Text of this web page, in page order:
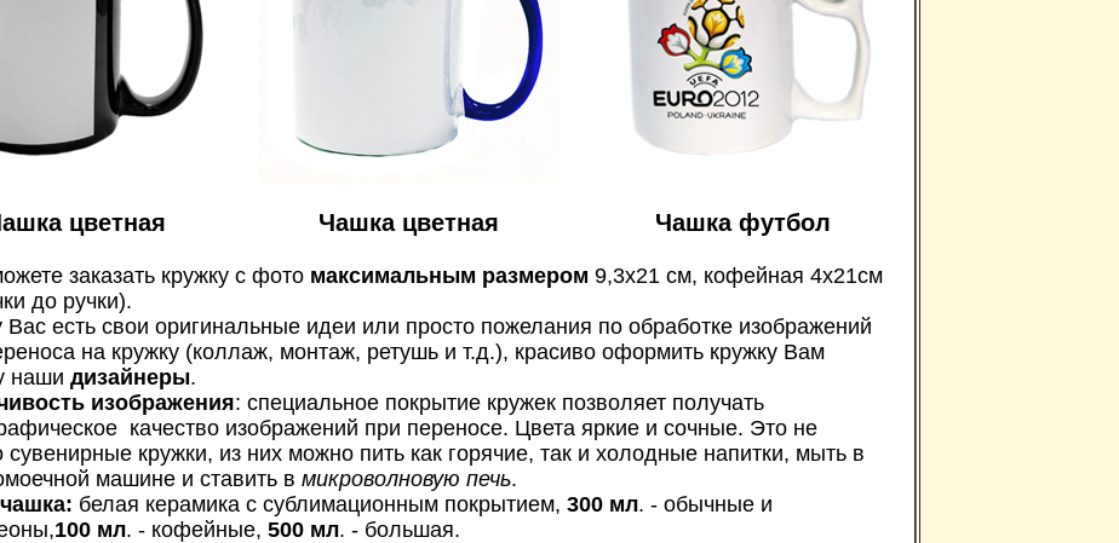
цветная Чашка цветная Чашка футбол
заказать кружку с фото максимальным размером 9,3х21 см, кофейная 4х21см
до ручки).
Вас есть свои оригинальные идеи или просто пожелания по обработке изображений
на кружку (коллаж, монтаж, ретушь и т.д.), красиво оформить кружку Вам
наши дизайнеры.
изображения: специальное покрытие кружек позволяет получать
качество изображений при переносе. Цвета яркие и сочные. Это не
сувенирные кружки, из них можно пить как горячие, так и холодные напитки, мыть в
машине и ставить в микроволновую печь.
белая керамика с сублимационным покрытием, 300 мл. - обычные и
100 мл. - кофейные, 500 мл. - большая.